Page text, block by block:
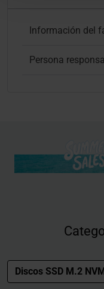
Información del
Persona
Discos SSD M.2